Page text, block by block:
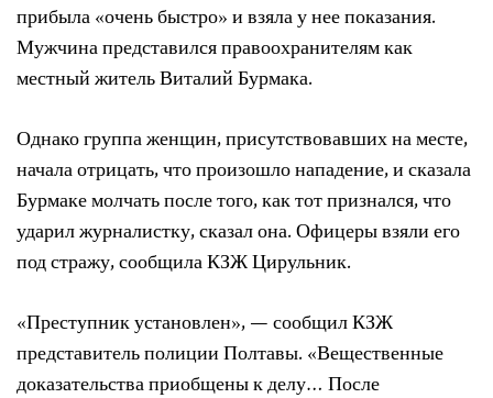
прибыла «очень быстро» и взяла у нее показания.
Мужчина представился правоохранителям как
местный житель Виталий Бурмака.
Однако группа женщин, присутствовавших на месте,
начала отрицать, что произошло нападение, и сказала
Бурмаке молчать после того, как тот признался, что
ударил журналистку, сказал она. Офицеры взяли его
под стражу, сообщила КЗЖ Цирульник.
«Преступник установлен», — сообщил КЗЖ
представитель полиции Полтавы. «Вещественные
доказательства приобщены к делу… После